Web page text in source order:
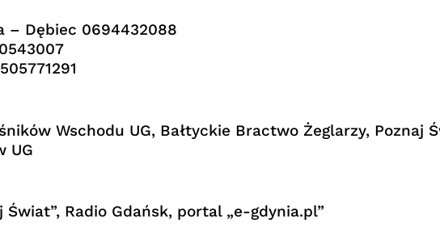
– Dębiec 0694432088
Wschodu UG, Bałtyckie Bractwo Żeglarzy, Poznaj
UG
Świat”, Radio Gdańsk, portal „e-gdynia.pl”